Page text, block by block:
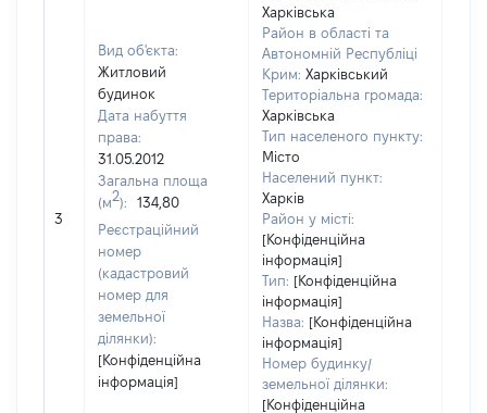
3
Вид об'єкта:
Житловий
будинок
Дата набуття
права:
31.05.2012
Загальна площа
(м2):
134,80
Реєстраційний
номер
(кадастровий
номер для
земельної
ділянки):
[Конфіденційна
інформація]
Харківська
Район в області та
Автономній Республіці
Крим: Харківський
Територіальна громада:
Харківська
Тип населеного пункту:
Місто
Населений пункт:
Харків
Район у місті:
[Конфіденційна
інформація]
Тип: [Конфіденційна
інформація]
Назва: [Конфіденційна
інформація]
Номер будинку/
земельної ділянки:
[Конфіденційна